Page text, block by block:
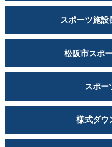
スポーツ施設
松阪市スポ
スポー
様式ダウ